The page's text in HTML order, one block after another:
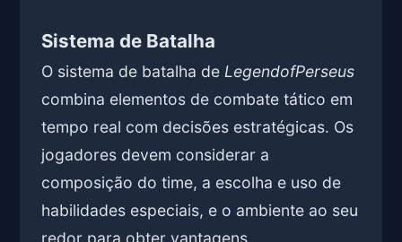
Sistema de Batalha
O sistema de batalha de LegendofPerseus
combina elementos de combate tático em
tempo real com decisões estratégicas. Os
jogadores devem considerar a
composição do time, a escolha e uso de
habilidades especiais, e o ambiente ao seu
redor para obter vantagens.